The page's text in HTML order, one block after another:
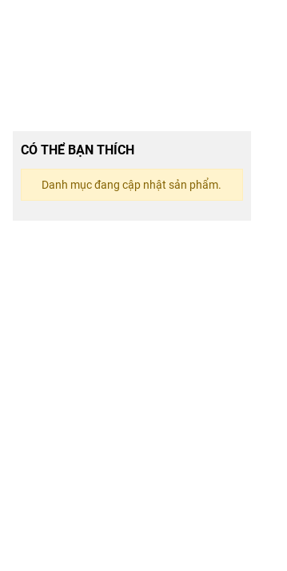
CÓ THỂ BẠN THÍCH
Danh mục đang cập nhật sản phẩm.